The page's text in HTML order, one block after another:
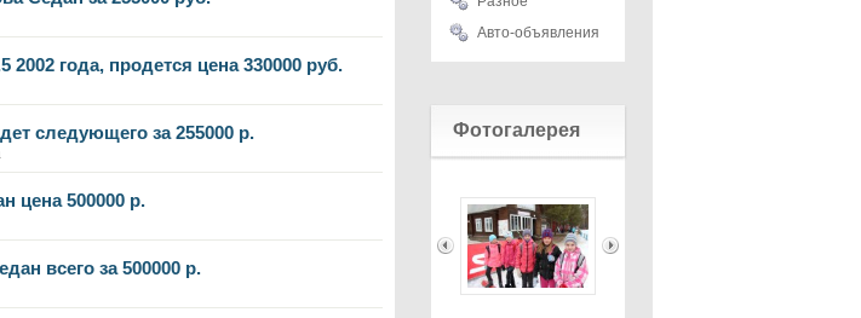
года, продется цена 330000 руб.
следующего за 255000 р.
цена 500000 р.
всего за 500000 р.
Авто-объявления
Фотогалерея